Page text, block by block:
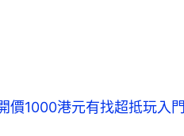
1000港元有找超抵玩入門